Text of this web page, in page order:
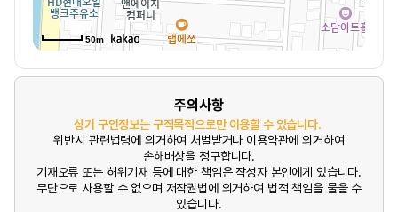
50m
주의사항
상기 구인정보는 구직목적으로만 이용할 수 있습니다.
위반시 관련법령에 의거하여 처벌받거나 이용약관에 의거하여
손해배상을 청구합니다.
기재오류 또는 허위기재 등에 대한 책임은 작성자 본인에게 있습니다.
무단으로 사용할 수 없으며 저작권법에 의거하여 법적 책임을 물을 수
있습니다.